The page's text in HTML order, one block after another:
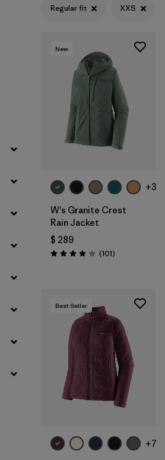
Regular fit XXS
New
+3
W's Granite Crest
Rain Jacket
$ 289
Valoración: 4.1 / 5
(101Comentarios
)
Best Seller
+7